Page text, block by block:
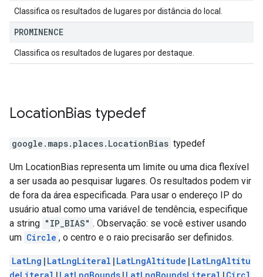
Classifica os resultados de lugares por distância do local.
PROMINENCE
Classifica os resultados de lugares por destaque.
LocationBias typedef
google.maps.places. LocationBias typedef
Um LocationBias representa um limite ou uma dica flexível
a ser usada ao pesquisar lugares. Os resultados podem vir
de fora da área especificada. Para usar o endereço IP do
usuário atual como uma variável de tendência, especifique
a string "IP_BIAS" . Observação: se você estiver usando
um Circle , o centro e o raio precisarão ser definidos.
LatLng | LatLngLiteral | LatLngAltitude | LatLngAltitu